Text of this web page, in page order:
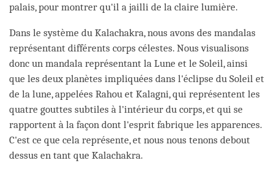
palais, pour montrer qu'il a jailli de la claire lumière.
Dans le système du Kalachakra, nous avons des mandalas
représentant différents corps célestes. Nous visualisons
donc un mandala représentant la Lune et le Soleil, ainsi
que les deux planètes impliquées dans l'éclipse du Soleil et
de la lune, appelées Rahou et Kalagni, qui représentent les
quatre gouttes subtiles à l'intérieur du corps, et qui se
rapportent à la façon dont l'esprit fabrique les apparences.
C'est ce que cela représente, et nous nous tenons debout
dessus en tant que Kalachakra.